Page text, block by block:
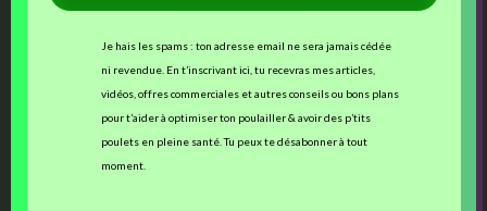
GRAND MERCI
de me soutenir dans mes actions et
Je hais les spams : ton adresse email ne sera jamais cédée
ni revendue. En t’inscrivant ici, tu recevras mes articles,
vidéos, offres commerciales et autres conseils ou bons plans
pour t’aider à optimiser ton poulailler & avoir des p’tits
poulets en pleine santé. Tu peux te désabonner à tout
moment.